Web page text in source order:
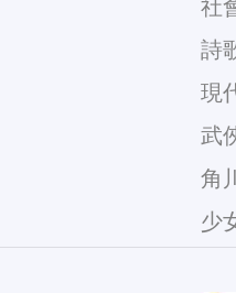
社
詩
現
武
角
少